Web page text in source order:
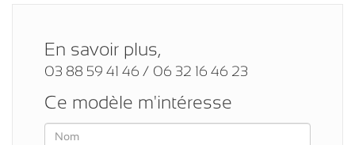
En savoir plus,
03 88 59 41 46 / 06 32 16 46 23
Ce modèle m'intéresse